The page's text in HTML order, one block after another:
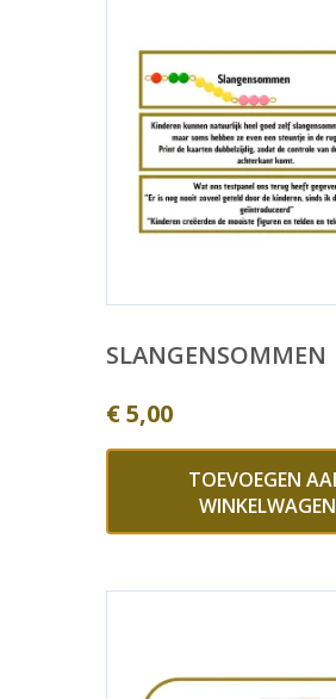
SLANGENSOMMEN
€5,00
TOEVOEGEN
WINKELWAGEN